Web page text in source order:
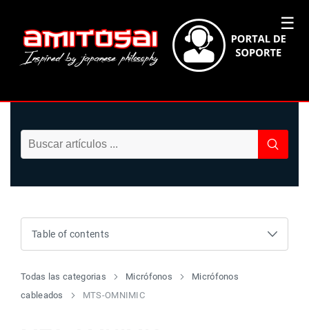
☰
Todas las categorias Micrófonos
Micrófonos
cableados
MTS-OMNIMIC
Table of contents